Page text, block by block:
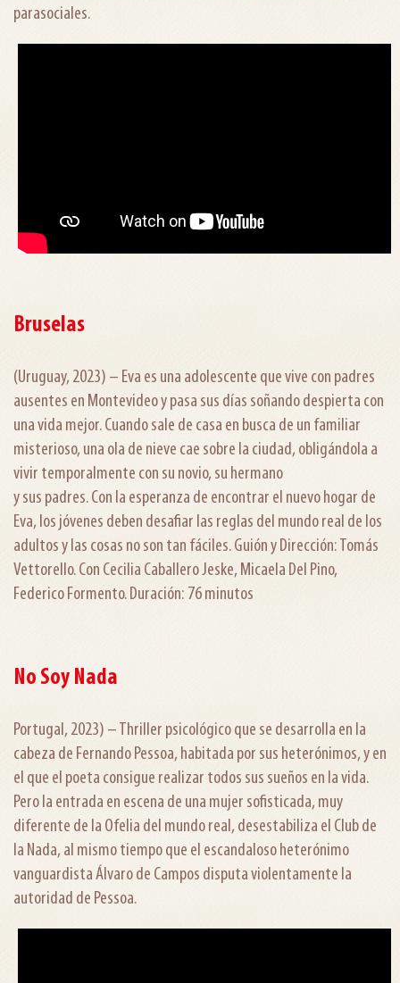
parasociales.
Bruselas
(Uruguay, 2023) – Eva es una adolescente que vive con padres
ausentes en Montevideo y pasa sus días soñando despierta con
una vida mejor. Cuando sale de casa en busca de un familiar
misterioso, una ola de nieve cae sobre la ciudad, obligándola a
vivir temporalmente con su novio, su hermano
y sus padres. Con la esperanza de encontrar el nuevo hogar de
Eva, los jóvenes deben desafiar las reglas del mundo real de los
adultos y las cosas no son tan fáciles. Guión y Dirección: Tomás
Vettorello. Con Cecilia Caballero Jeske, Micaela Del Pino,
Federico Formento. Duración: 76 minutos
No Soy Nada
Portugal, 2023) – Thriller psicológico que se desarrolla en la
cabeza de Fernando Pessoa, habitada por sus heterónimos, y en
el que el poeta consigue realizar todos sus sueños en la vida.
Pero la entrada en escena de una mujer sofisticada, muy
diferente de la Ofelia del mundo real, desestabiliza el Club de
la Nada, al mismo tiempo que el escandaloso heterónimo
vanguardista Álvaro de Campos disputa violentamente la
autoridad de Pessoa.